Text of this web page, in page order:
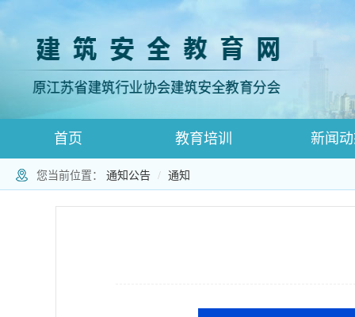
首页 教育培训 新闻
登录跳转 师资登录页面
您当前位置： 通知公告 通知